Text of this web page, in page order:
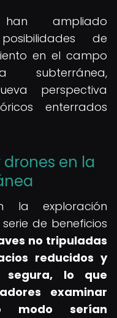
ampliado
de
en el campo
perspectiva
enterrados
drones en la
exploración
de beneficios
no tripuladas
reducidos y
segura, lo que
examinar
serían